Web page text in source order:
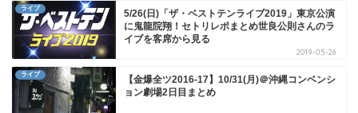
ライブ
5/26(日)「ザ・ベストテンライブ2019」東京公演
に鬼龍院翔！セトリレポまとめ世良公則さんのラ
イブを客席から見る
2019-05-26
ライブ
【金爆全ツ2016-17】10/31(月)＠沖縄コンベンシ
ョン劇場2日目まとめ